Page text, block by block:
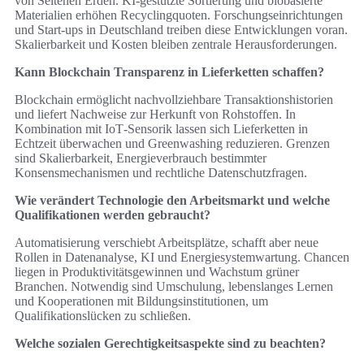
Materialien erhöhen Recyclingquoten. Forschungseinrichtungen
und Start‑ups in Deutschland treiben diese Entwicklungen voran.
Skalierbarkeit und Kosten bleiben zentrale Herausforderungen.
Kann Blockchain Transparenz in Lieferketten schaffen?
Blockchain ermöglicht nachvollziehbare Transaktionshistorien
und liefert Nachweise zur Herkunft von Rohstoffen. In
Kombination mit IoT‑Sensorik lassen sich Lieferketten in
Echtzeit überwachen und Greenwashing reduzieren. Grenzen
sind Skalierbarkeit, Energieverbrauch bestimmter
Konsensmechanismen und rechtliche Datenschutzfragen.
Wie verändert Technologie den Arbeitsmarkt und welche
Qualifikationen werden gebraucht?
Automatisierung verschiebt Arbeitsplätze, schafft aber neue
Rollen in Datenanalyse, KI und Energiesystemwartung. Chancen
liegen in Produktivitätsgewinnen und Wachstum grüner
Branchen. Notwendig sind Umschulung, lebenslanges Lernen
und Kooperationen mit Bildungsinstitutionen, um
Qualifikationslücken zu schließen.
Welche sozialen Gerechtigkeitsaspekte sind zu beachten?